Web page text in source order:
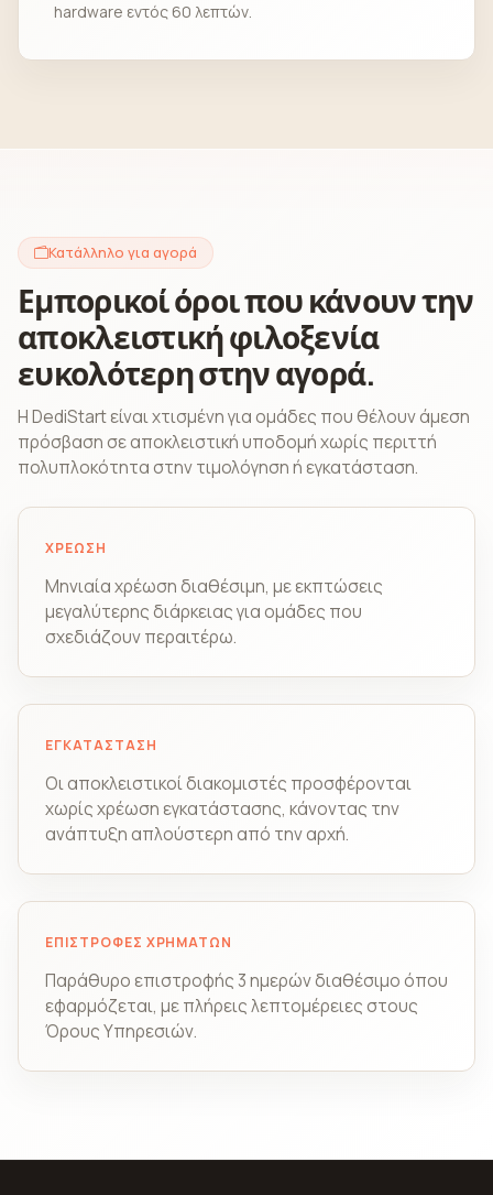
hardware εντός 60 λεπτών.
Κατάλληλο για αγορά
Εμπορικοί όροι που κάνουν την
αποκλειστική φιλοξενία
ευκολότερη στην αγορά.
Η DediStart είναι χτισμένη για ομάδες που θέλουν άμεση
πρόσβαση σε αποκλειστική υποδομή χωρίς περιττή
πολυπλοκότητα στην τιμολόγηση ή εγκατάσταση.
ΧΡΈΩΣΗ
Μηνιαία χρέωση διαθέσιμη, με εκπτώσεις
μεγαλύτερης διάρκειας για ομάδες που
σχεδιάζουν περαιτέρω.
ΕΓΚΑΤΆΣΤΑΣΗ
Οι αποκλειστικοί διακομιστές προσφέρονται
χωρίς χρέωση εγκατάστασης, κάνοντας την
ανάπτυξη απλούστερη από την αρχή.
ΕΠΙΣΤΡΟΦΈΣ ΧΡΗΜΆΤΩΝ
Παράθυρο επιστροφής 3 ημερών διαθέσιμο όπου
εφαρμόζεται, με πλήρεις λεπτομέρειες στους
Όρους Υπηρεσιών.